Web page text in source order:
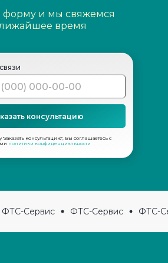
консультацию", Вы соглашаетесь с
политики конфиденциальности
консультацию
форму и мы свяжемся
время
ФТС-Сервис ФТС-Сервис ФТС-